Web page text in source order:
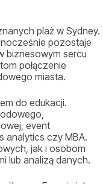
plaż w Sydney.
pozostaje
biznesowym sercu
połączenie
miasta.
do edukacji.
event
analytics czy MBA.
jak i osobom
lub analizą danych.